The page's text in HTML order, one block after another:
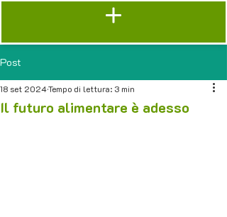
Post
Il futuro alimentare è adesso
18 set 2024Tempo di lettura: 3 min